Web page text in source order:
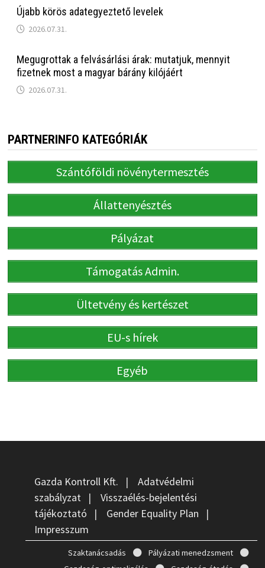
Újabb körös adategyeztető levelek
2026.07.31.
Megugrottak a felvásárlási árak: mutatjuk, mennyit
fizetnek most a magyar bárány kilójáért
2026.07.31.
PARTNERINFO KATEGÓRIÁK
Szántóföldi növénytermesztés
Állattenyésztés
Pályázat
Támogatás Admin.
Ültetvény és kertészet
EU-s hírek
Egyéb
Gazda Kontroll Kft. | Adatvédelmi
szabályzat | Visszaélés-bejelentési
tájékoztató | Gender Equality Plan |
Impresszum
Szaktanácsadás
Pályázati menedzsment